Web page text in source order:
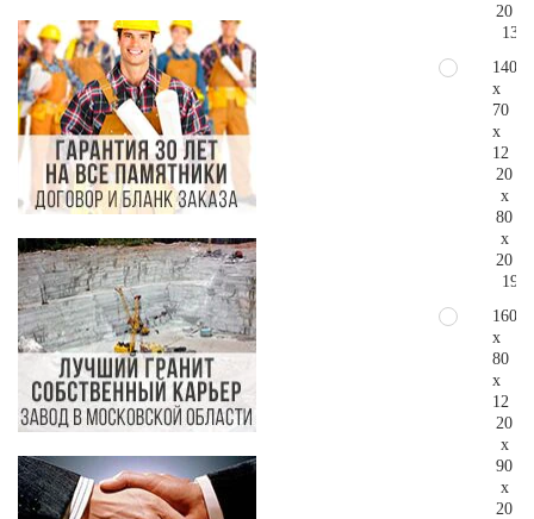
20
140
x
70
x
12
20
x
80
x
20
160
x
80
x
12
20
x
90
x
20